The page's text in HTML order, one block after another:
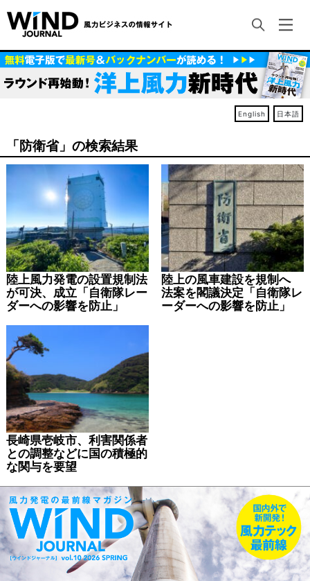
English 日本語
「防衛省」の検索結果
陸上風力発電の設置規制法
が可決、成立「自衛隊レー
ダーへの影響を防止」
陸上の風車建設を規制へ
法案を閣議決定「自衛隊レ
ーダーへの影響を防止」
長崎県壱岐市、利害関係者
との調整などに国の積極的
な関与を要望